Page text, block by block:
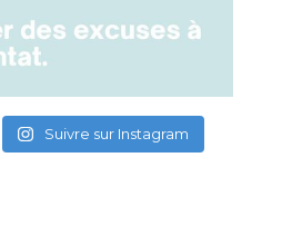
Suivre sur Instagram